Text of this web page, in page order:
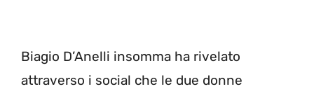
Biagio D’Anelli insomma ha rivelato
attraverso i social che le due donne